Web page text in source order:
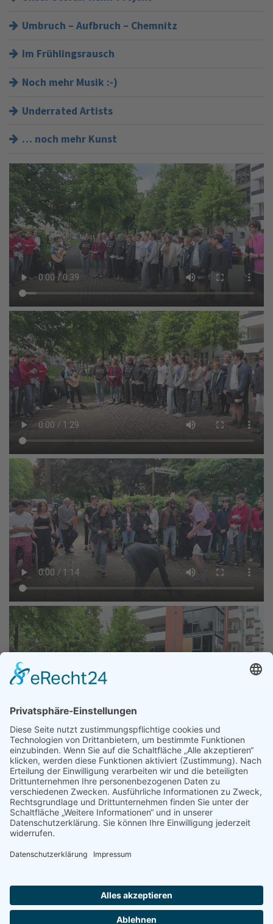
Umbruch – Aufbruch – Chemnitz
Im Frühlingsrausch
Noch mehr Musik :-)
Underrated Artists
… noch mehr Kunst
© Förderverein des Dr.-Wilhelm-André-Gymnasiums
0371/38214-0
info@foerderverein-andregymnasium.de
Cookie-Einstellungen